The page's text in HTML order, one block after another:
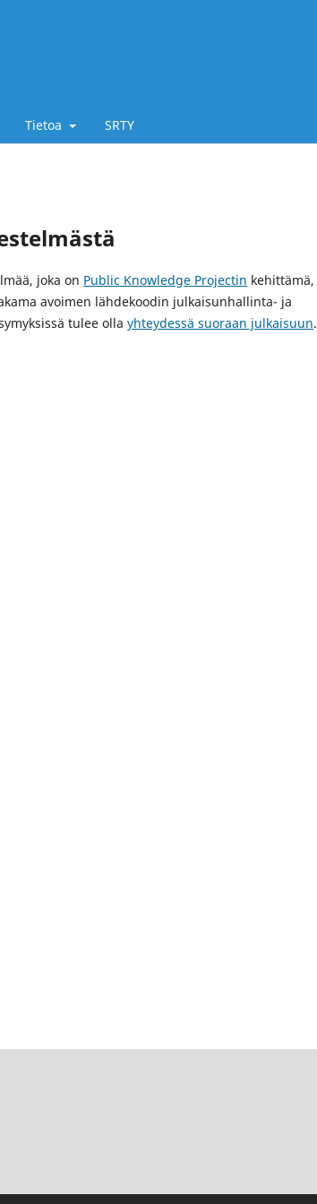
Tietoa SRTY
joka on Public Knowledge Projectin kehittämä,
avoimen lähdekoodin julkaisunhallinta- ja
tulee olla yhteydessä suoraan julkaisuun.